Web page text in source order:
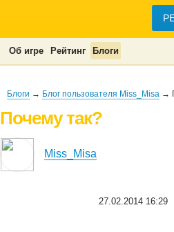
Об игре Рейтинг Блоги
Блоги → Блог пользователя Miss_Misa →
Почему так?
Miss_Misa
27.02.2014 16:29